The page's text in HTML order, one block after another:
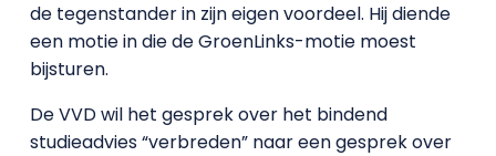
de tegenstander in zijn eigen voordeel. Hij diende
een motie in die de GroenLinks-motie moest
bijsturen.
De VVD wil het gesprek over het bindend
studieadvies “verbreden” naar een gesprek over